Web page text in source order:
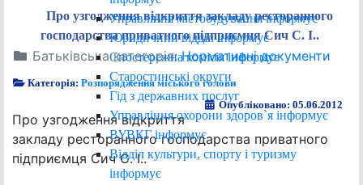
Управління містобудування інформує
Юридичний відділ інформує
Спостережна комісія інформує
Старостинські округи
Гід з державних послуг
Управління охорони здоров`я інформує
ВУВКГ інформує
Відділ культури, спорту і туризму
інформує
Про узгодження відкриття закладу ресторанного
господарства приватного підприємця Сич С. І..
Батьківська категорія:Нормативні документи
Категорія:Розпорядження міського голови
Опубліковано: 05.06.2012
Про узгодження відкриття
закладу ресторанного господарства приватного
підприємця Сич С. І..